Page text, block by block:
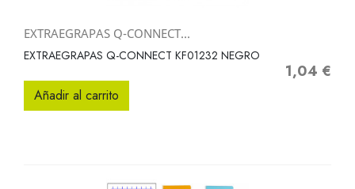
EXTRAEGRAPAS Q-CONNECT...
EXTRAEGRAPAS Q-CONNECT KF01232 NEGRO
Precio
1,04 €
Añadir al carrito